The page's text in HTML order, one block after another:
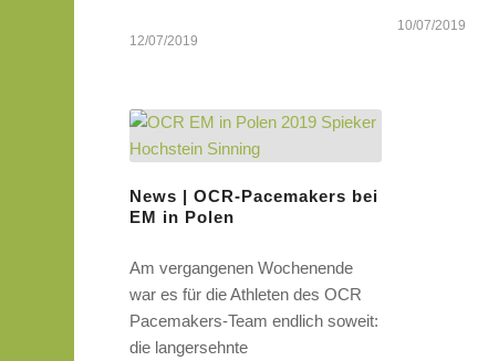
12/07/2019
10/07/2019
News | OCR-Pacemakers bei
EM in Polen
Am vergangenen Wochenende
war es für die Athleten des OCR
Pacemakers-Team endlich soweit:
die langersehnte